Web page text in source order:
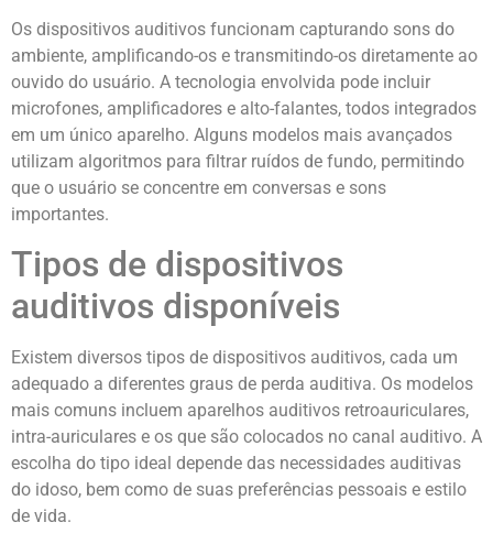
Os dispositivos auditivos funcionam capturando sons do
ambiente, amplificando-os e transmitindo-os diretamente ao
ouvido do usuário. A tecnologia envolvida pode incluir
microfones, amplificadores e alto-falantes, todos integrados
em um único aparelho. Alguns modelos mais avançados
utilizam algoritmos para filtrar ruídos de fundo, permitindo
que o usuário se concentre em conversas e sons
importantes.
Tipos de dispositivos
auditivos disponíveis
Existem diversos tipos de dispositivos auditivos, cada um
adequado a diferentes graus de perda auditiva. Os modelos
mais comuns incluem aparelhos auditivos retroauriculares,
intra-auriculares e os que são colocados no canal auditivo. A
escolha do tipo ideal depende das necessidades auditivas
do idoso, bem como de suas preferências pessoais e estilo
de vida.